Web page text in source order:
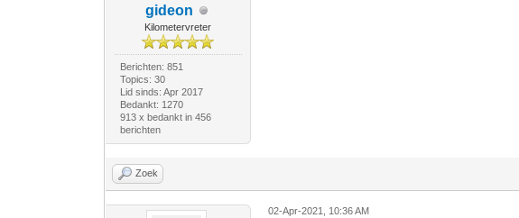
gideon
Kilometervreter
Berichten: 851
Topics: 30
Lid sinds: Apr 2017
Bedankt: 1270
913 x bedankt in 456
berichten
Zoek
02-Apr-2021, 10:36 AM